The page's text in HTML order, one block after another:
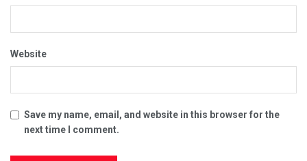
Website
Save my name, email, and website in this browser for the
next time I comment.